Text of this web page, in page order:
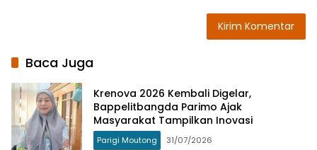
Baca Juga
Krenova 2026 Kembali Digelar,
Bappelitbangda Parimo Ajak
Masyarakat Tampilkan Inovasi
Parigi Moutong 31/07/2026